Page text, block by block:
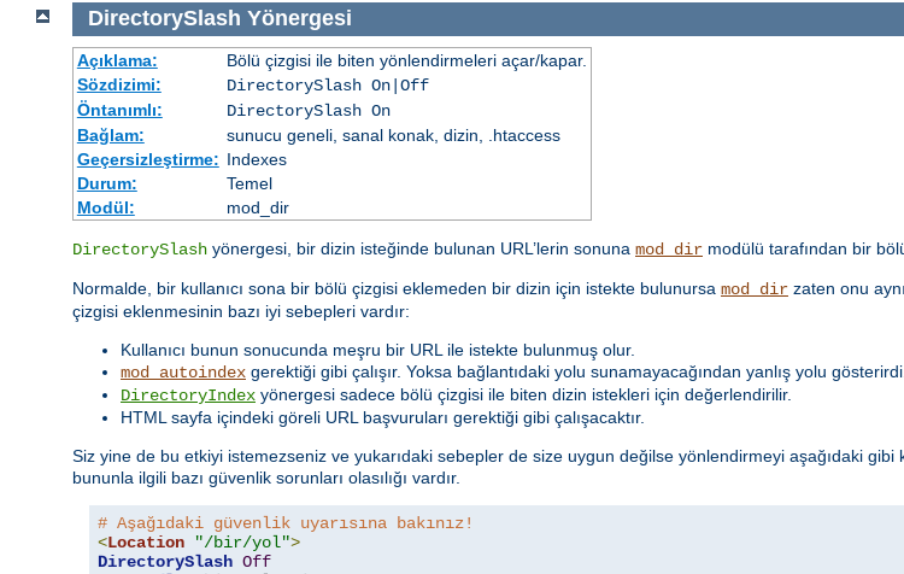
DirectorySlash Yönergesi
Açıklama:
Bölü çizgisi ile biten yönlendirmeleri açar/kapar.
Sözdizimi:
DirectorySlash On|Off
Öntanımlı:
DirectorySlash On
Bağlam:
sunucu geneli, sanal konak, dizin, .htaccess
Geçersizleştirme: Indexes
Durum:
Temel
Modül:
mod_dir
DirectorySlash yönergesi, bir dizin isteğinde bulunan URL’lerin sonuna mod_dir modülü tarafından bir
Normalde, bir kullanıcı sona bir bölü çizgisi eklemeden bir dizin için istekte bulunursa mod_dir zaten onu
çizgisi eklenmesinin bazı iyi sebepleri vardır:
Kullanıcı bunun sonucunda meşru bir URL ile istekte bulunmuş olur.
mod_autoindex gerektiği gibi çalışır. Yoksa bağlantıdaki yolu sunamayacağından yanlış yolu gösterirdi.
DirectoryIndex yönergesi sadece bölü çizgisi ile biten dizin istekleri için değerlendirilir.
HTML sayfa içindeki göreli URL başvuruları gerektiği gibi çalışacaktır.
Siz yine de bu etkiyi istemezseniz ve yukarıdaki sebepler de size uygun değilse yönlendirmeyi aşağıdaki
bununla ilgili bazı güvenlik sorunları olasılığı vardır.
# Aşağıdaki güvenlik uyarısına bakınız!
<Location "/bir/yol">
DirectorySlash Off